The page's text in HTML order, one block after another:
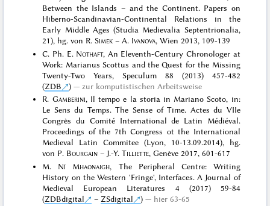
Between the Islands – and the Continent. Papers on
Hiberno-Scandinavian-Continental Relations in the
Early Middle Ages (Studia Medievalia Septentrionalia,
21), hg. von R. Simek – A. Ivanova, Wien 2013, 109-139
C. Ph. E. Nothaft, An Eleventh-Century Chronologer at
Work: Marianus Scottus and the Quest for the Missing
Twenty-Two Years, Speculum 88 (2013) 457-482
(ZDB )
zur komputistischen Arbeitsweise
R. Gamberini, Il tempo e la storia in Mariano Scoto, in:
Le Sens du Temps. The Sense of Time. Actes du VIIe
Congrès du Comité International de Latin Médiéval.
Proceedings of the 7th Congress ot the International
Medieval Latin Commitee (Lyon, 10-13.09.2014), hg.
von P. Bourgain – J.-Y.Tilliette, Genève 2017, 601-617
M. Ní Mhaonaigh, The Peripheral Centre: Writing
History on the Western 'Fringe', Interfaces. A Journal of
Medieval European Literatures 4 (2017) 59-84
(ZDBdigital – ZSdigital ) hier 63-65